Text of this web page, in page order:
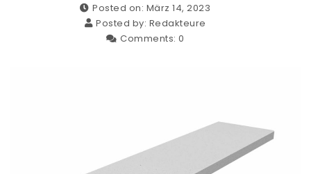
Posted on: März 14, 2023
Posted by: Redakteure
Comments: 0